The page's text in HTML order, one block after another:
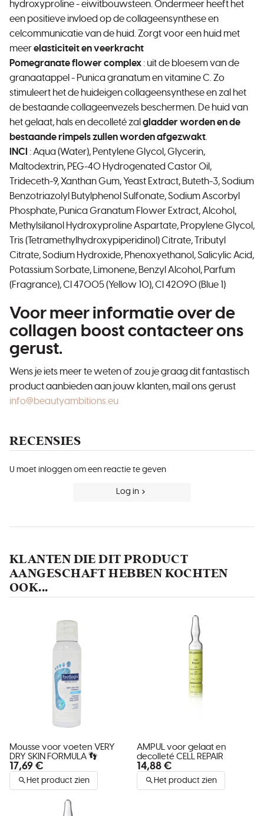
hydroxyproline - eiwitbouwsteen. Ondermeer heeft het
een positieve invloed op de collageensynthese en
celcommunicatie van de huid. Zorgt voor een huid met
meerelasticiteit en veerkracht
Pomegranate flower complex : uit de bloesem van de
granaatappel - Punica granatum en vitamine C. Zo
stimuleert het de huideigen collageensynthese en zal het
de bestaande collageenvezels beschermen. De huid van
het gelaat, hals en decolleté zal gladder worden en de
bestaande rimpels zullen worden afgezwakt.
INCI : Aqua (Water), Pentylene Glycol, Glycerin,
Maltodextrin, PEG-40 Hydrogenated Castor Oil,
Trideceth-9, Xanthan Gum, Yeast Extract, Buteth-3, Sodium
Benzotriazolyl Butylphenol Sulfonate, Sodium Ascorbyl
Phosphate, Punica Granatum Flower Extract, Alcohol,
Methylsilanol Hydroxyproline Aspartate, Propylene Glycol,
Tris (Tetramethylhydroxypiperidinol) Citrate, Tributyl
Citrate, Sodium Hydroxide, Phenoxyethanol, Salicylic Acid,
Potassium Sorbate, Limonene, Benzyl Alcohol, Parfum
(Fragrance), CI 47005 (Yellow 10), CI 42090 (Blue 1)
Voor meer informatie over de
collagen boost contacteer ons
gerust.
Wens je iets meer te weten of zou je graag dit fantastisch
product aanbieden aan jouw klanten, mail ons gerust
info@beautyambitions.eu
RECENSIES
U moet inloggen om een reactie te geven
Log in
KLANTEN DIE DIT PRODUCT
AANGESCHAFT HEBBEN KOCHTEN
OOK...
Mousse voor voeten VERY
DRY SKIN FORMULA 👣
17,69 €
Het product zien
AMPUL voor gelaat en
decolleté CELL REPAIR
14,88 €
Het product zien